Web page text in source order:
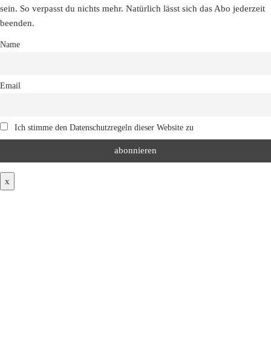
sein. So verpasst du nichts mehr. Natürlich lässt sich das Abo jederzeit
beenden.
Name
Email
Ich stimme den Datenschutzregeln dieser Website zu
x